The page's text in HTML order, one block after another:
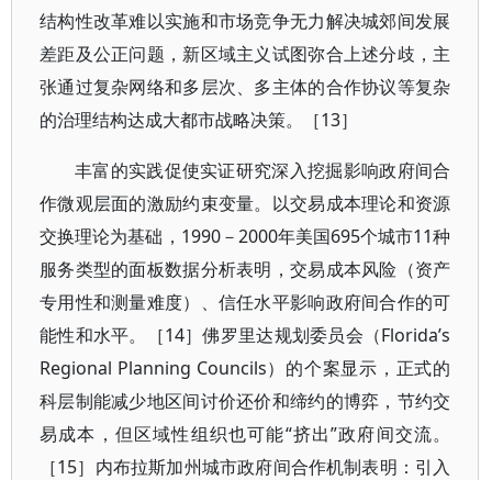
结构性改革难以实施和市场竞争无力解决城郊间发展
差距及公正问题，新区域主义试图弥合上述分歧，主
张通过复杂网络和多层次、多主体的合作协议等复杂
的治理结构达成大都市战略决策。［13］
丰富的实践促使实证研究深入挖掘影响政府间合
作微观层面的激励约束变量。以交易成本理论和资源
交换理论为基础，1990－2000年美国695个城市11种
服务类型的面板数据分析表明，交易成本风险（资产
专用性和测量难度）、信任水平影响政府间合作的可
能性和水平。［14］佛罗里达规划委员会（Florida’s
Regional Planning Councils）的个案显示，正式的
科层制能减少地区间讨价还价和缔约的博弈，节约交
易成本，但区域性组织也可能“挤出”政府间交流。
［15］内布拉斯加州城市政府间合作机制表明：引入